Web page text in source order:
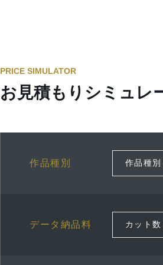
PRICE SIMULATOR
お見積もりシミュレ
作品種別
データ納品料